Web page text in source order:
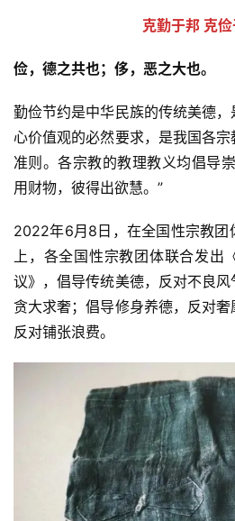
克勤于邦 克
俭，德之共也；侈，恶之大也。
勤俭节约是中华民族的传统美德
心价值观的必然要求，是我国各
准则。各宗教的教理教义均倡导
用财物，彼得出欲慧。”
2022年6月8日，在全国性宗教团
上，各全国性宗教团体联合发出
议》，倡导传统美德，反对不良
贪大求奢；倡导修身养德，反对奢
反对铺张浪费。